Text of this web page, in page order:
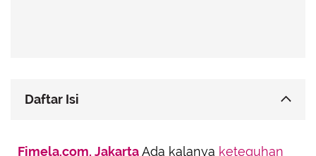
Daftar Isi
dan Jalan Berbeda
Fimela.com, JakartaAda kalanya keteguhan